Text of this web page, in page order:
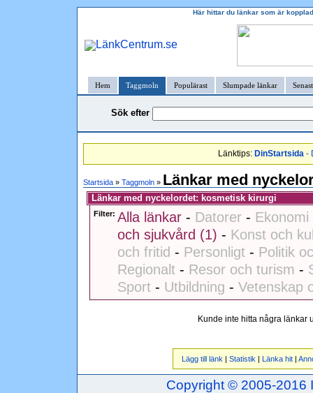
Här hittar du länkar som är
Hem Taggmoln Populärast Slumpade länkar
Sök efter
Länktips: DinStartsida -
Startsida » Taggmoln » Länkar med
Länkar med nyckelordet: kosmetisk kirurgi
Filter: Alla länkar - Datorer -
och sjukvård (1) - Konst och
och fritid - Personligt - Politik
Regionalt - Resor och turism -
Sport - Utbildning - Vetenskap
Kunde inte hitta några länkar
Lägg till länk | Statistik | Länka hit|
Copyright © 2005-2016